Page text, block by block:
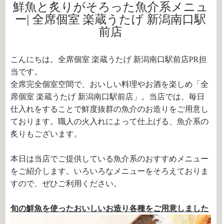
鮮魚と炙りがそろった魚介系メニュ
ー| 全席個室 楽蔵うたげ 新潟南口駅
前店
こんにちは。全席個室 楽蔵うたげ 新潟南口駅前店PR担
当です。
全席完全個室空間で、おいしい料理やお酒を楽しめ「全
席個室 楽蔵うたげ 新潟南口駅前店」。当店では、毎日
仕入れをすることで鮮度抜群の魚介のお造りをご用意し
ております。職人の火入れによって仕上げる、魚介系の
炙りもございます。
本日は当店でご提供している魚介系のおすすめメニュー
をご紹介します。いろいろなメニューをそろえておりま
すので、ぜひご利用ください。
旬の鮮魚を使ったおいしいお造り各種をご用意しました